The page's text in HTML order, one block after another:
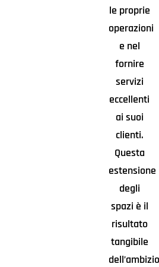
le proprie
operazioni
e nel
fornire
servizi
eccellenti
ai suoi
clienti.
Questa
estensione
degli
spazi è il
risultato
tangibile